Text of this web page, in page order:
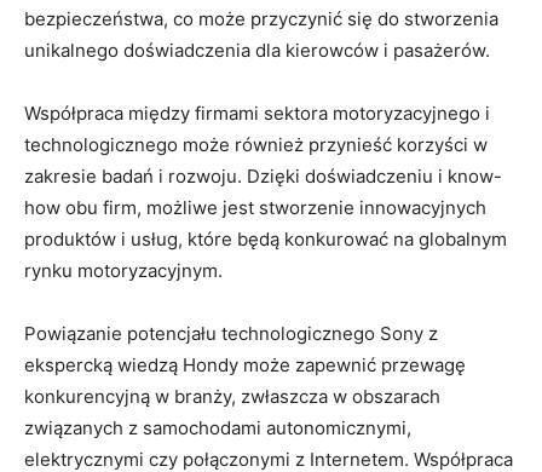
⁤bezpieczeństwa, ​co może‌ przyczynić się do stworzenia
unikalnego doświadczenia dla kierowców i ⁤pasażerów.
Współpraca ‌między firmami ⁤sektora motoryzacyjnego i
technologicznego może ‍również przynieść korzyści w ​
zakresie badań i rozwoju. Dzięki doświadczeniu i⁣ know-
how obu ​firm, możliwe jest stworzenie innowacyjnych
produktów i usług, które⁢ będą konkurować na globalnym
rynku motoryzacyjnym.
Powiązanie potencjału technologicznego ⁣Sony ⁣z
ekspercką wiedzą Hondy może‌ zapewnić przewagę⁢
konkurencyjną w branży, zwłaszcza w obszarach
związanych z ⁣samochodami autonomicznymi,
elektrycznymi czy połączonymi z Internetem. Współpraca